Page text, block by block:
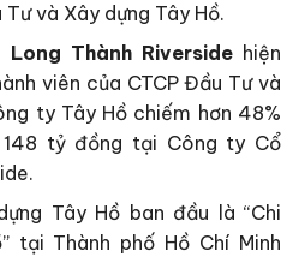
và Xây dựng Tây Hồ.
Long Thành Riversidehiện
viên của CTCP Đầu Tư và
ty Tây Hồ chiếm hơn 48%
tỷ đồng tại Công ty Cổ
Tây Hồ ban đầu là “Chi
tại Thành phố Hồ Chí Minh